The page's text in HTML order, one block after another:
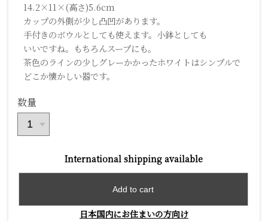
14.2×11×(高さ)5.6cm
カップの外側が少し凸凹があります。
手付きのボウルとしても使えます。小鉢としても
いいですね。もちろんスープにも。
茶色のラインの少しグレーかかったホワイトはシンプルで
どこか懐かしい器です。
数量
International shipping available
Add to cart
日本国内にお住まいの方向け